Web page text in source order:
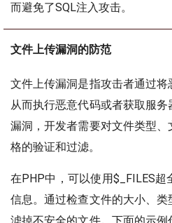
而避免了SQL注入攻击。
文件上传漏洞的防范
文件上传漏洞是指攻击者通过将
从而执行恶意代码或者获取服
漏洞，开发者需要对文件类型
格的验证和过滤。
在PHP中，可以使用$_FILES
信息。通过检查文件的大小、